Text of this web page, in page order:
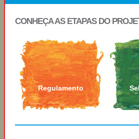
CONHEÇA AS ETAPAS DO
Regulamento